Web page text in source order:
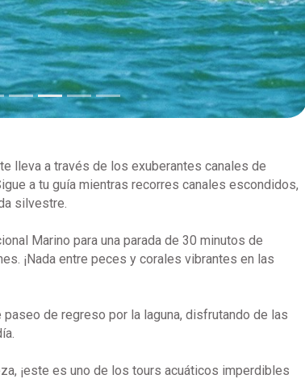
lleva a través de los exuberantes canales de
a tu guía mientras recorres canales escondidos,
silvestre.
Marino para una parada de 30 minutos de
¡Nada entre peces y corales vibrantes en las
de regreso por la laguna, disfrutando de las
¡este es uno de los tours acuáticos imperdibles